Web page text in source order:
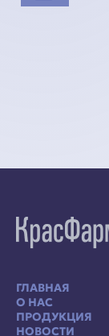
ГЛАВНАЯ
О НАС
ПРОДУКЦИЯ
НОВОСТИ